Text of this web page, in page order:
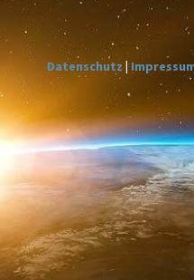
Datenschutz |